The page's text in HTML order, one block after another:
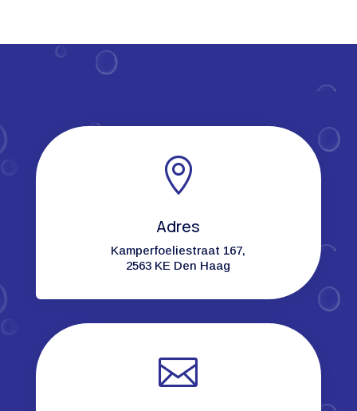

Adres
Kamperfoeliestraat 167,
2563 KE Den Haag
